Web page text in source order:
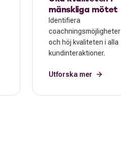
mänskliga mötet
Identifiera
coachningsmöjligheter
och höj kvaliteten i alla
kundinteraktioner.
Utforska mer